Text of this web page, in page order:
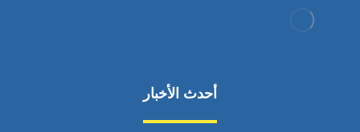
أحدث الأخبار